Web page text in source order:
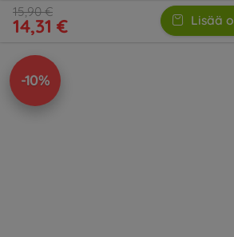
15,90 €
14,31 € Lisää
-10%